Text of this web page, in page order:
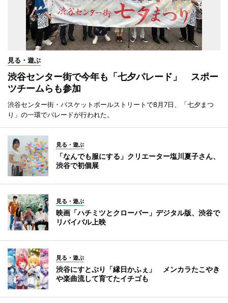
見る・遊ぶ
渋谷センター街で今年も「七夕パレード」 スポー
ツチームらも参加
渋谷センター街・バスケットボールストリートで8月7日、「七夕まつ
り」の一環でパレードが行われた。
見る・遊ぶ
「なんでも服にする」クリエーター塩川夏子さん、
渋谷で初個展
見る・遊ぶ
映画「ハチミツとクローバー」デジタル版、渋谷で
リバイバル上映
見る・遊ぶ
渋谷にすとぷり「縁日かふぇ」 メンカラたこやき
や楽曲流して育てたイチゴも